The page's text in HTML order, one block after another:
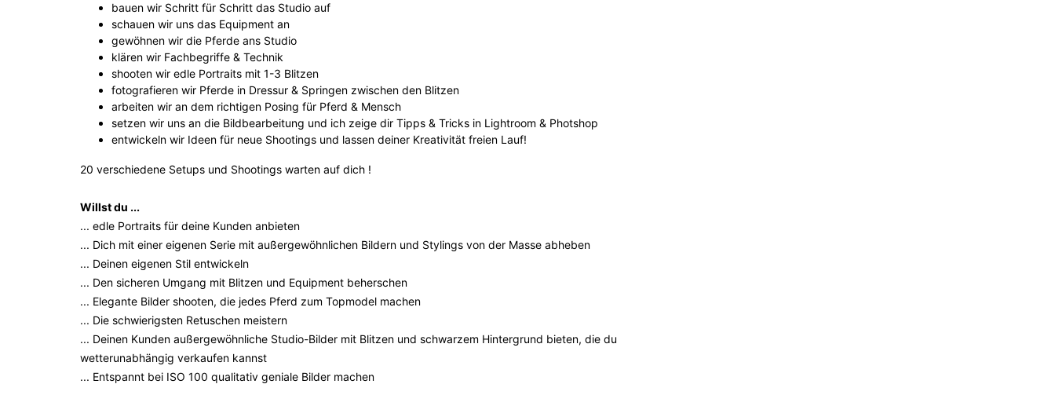
bauen wir Schritt für Schritt das Studio auf
schauen wir uns das Equipment an
gewöhnen wir die Pferde ans Studio
klären wir Fachbegriffe & Technik
shooten wir edle Portraits mit 1-3 Blitzen
fotografieren wir Pferde in Dressur & Springen zwischen den Blitzen
arbeiten wir an dem richtigen Posing für Pferd & Mensch
setzen wir uns an die Bildbearbeitung und ich zeige dir Tipps & Tricks in Lightroom & Photshop
entwickeln wir Ideen für neue Shootings und lassen deiner Kreativität freien Lauf!
20 verschiedene Setups und Shootings warten auf dich !
Willst du ...
... edle Portraits für deine Kunden anbieten
... Dich mit einer eigenen Serie mit außergewöhnlichen Bildern und Stylings von der Masse abheben
... Deinen eigenen Stil entwickeln
... Den sicheren Umgang mit Blitzen und Equipment beherschen
... Elegante Bilder shooten, die jedes Pferd zum Topmodel machen
... Die schwierigsten Retuschen meistern
... Deinen Kunden außergewöhnliche Studio-Bilder mit Blitzen und schwarzem Hintergrund bieten, die du
wetterunabhängig verkaufen kannst
... Entspannt bei ISO 100 qualitativ geniale Bilder machen